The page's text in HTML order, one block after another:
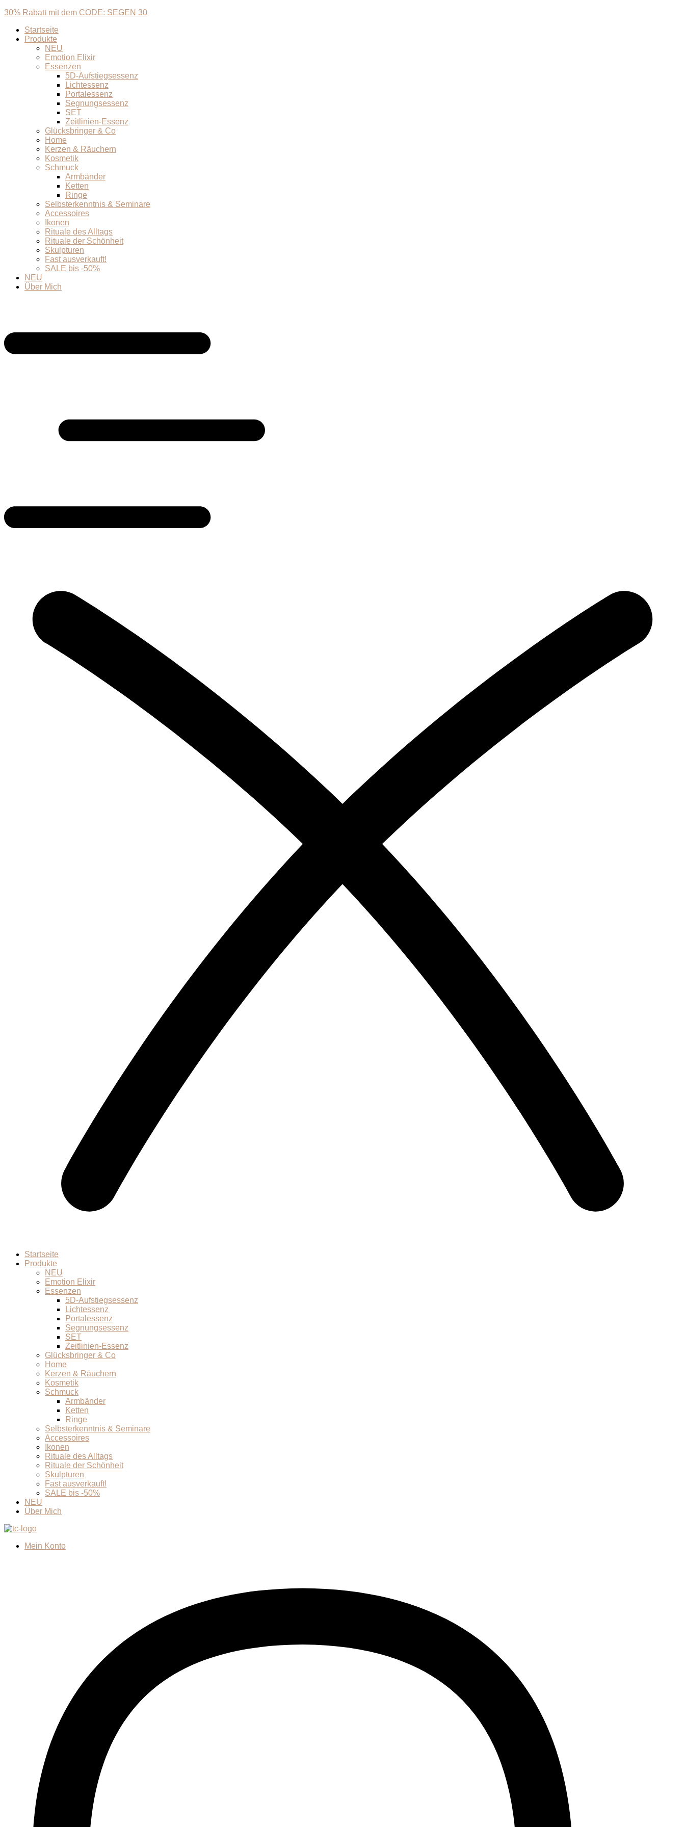
30% Rabatt mit dem CODE: SEGEN 30
Startseite
Produkte
NEU
Emotion Elixir
Essenzen
5D-Aufstiegsessenz
Lichtessenz
Portalessenz
Segnungsessenz
SET
Zeitlinien-Essenz
Glücksbringer & Co
Home
Kerzen & Räuchern
Kosmetik
Schmuck
Armbänder
Ketten
Ringe
Selbsterkenntnis & Seminare
Accessoires
Ikonen
Rituale des Alltags
Rituale der Schönheit
Skulpturen
Fast ausverkauft!
SALE bis -50%
NEU
Über Mich
Startseite
Produkte
NEU
Emotion Elixir
Essenzen
5D-Aufstiegsessenz
Lichtessenz
Portalessenz
Segnungsessenz
SET
Zeitlinien-Essenz
Glücksbringer & Co
Home
Kerzen & Räuchern
Kosmetik
Schmuck
Armbänder
Ketten
Ringe
Selbsterkenntnis & Seminare
Accessoires
Ikonen
Rituale des Alltags
Rituale der Schönheit
Skulpturen
Fast ausverkauft!
SALE bis -50%
NEU
Über Mich
Mein Konto